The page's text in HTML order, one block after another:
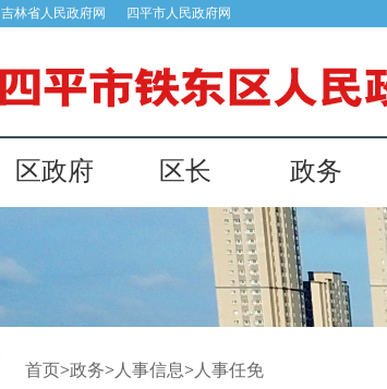
吉林省人民政府网 四平市人民政府网
区政府 区长 政务
首页>政务> 人事信息> 人事任免